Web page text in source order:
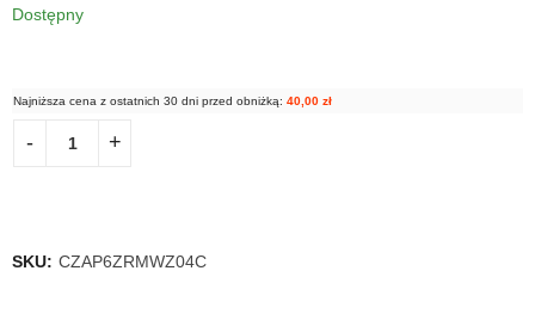
Dostępny
Najniższa cena z ostatnich 30 dni przed obniżką: 40,00 zł
SKU: CZAP6ZRMWZ04C